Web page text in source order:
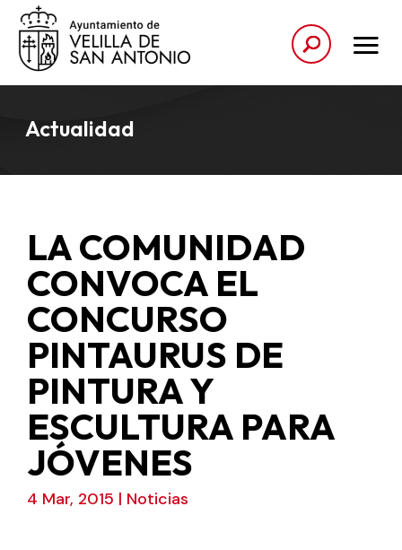
Actualidad
LA COMUNIDAD
CONVOCA EL
CONCURSO
PINTAURUS DE
PINTURA Y
ESCULTURA PARA
JÓVENES
4 Mar, 2015 | Noticias